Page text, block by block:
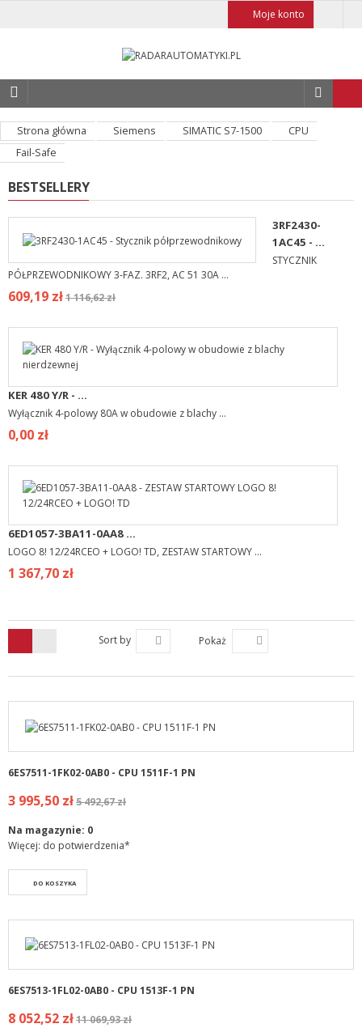
Moje konto
Strona główna Siemens SIMATIC S7-1500
CPU
Fail-Safe
BESTSELLERY
3RF2430-
1AC45 - ...
STYCZNIK
PÓŁPRZEWODNIKOWY 3-FAZ. 3RF2, AC 51 30A ...
609,19 zł1 116,62 zł
KER 480 Y/R - ...
Wyłącznik 4-polowy 80A w obudowie z blachy ...
0,00 zł
6ED1057-3BA11-0AA8 ...
LOGO 8! 12/24RCEO + LOGO! TD, ZESTAW STARTOWY ...
1 367,70 zł
Sort by Pokaż
6ES7511-1FK02-0AB0 - CPU 1511F-1 PN
3 995,50 zł5 492,67 zł
Na magazynie: 0
Więcej: do potwierdzenia*
DO KOSZYKA
6ES7513-1FL02-0AB0 - CPU 1513F-1 PN
8 052,52 zł11 069,93 zł